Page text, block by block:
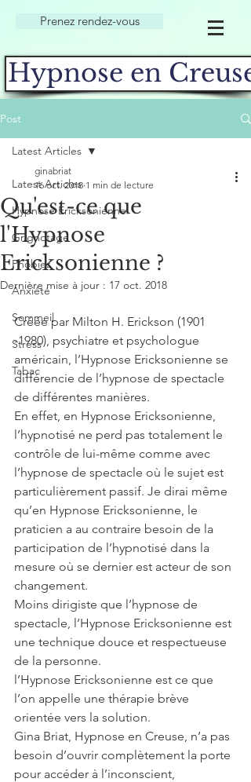
Prenez rendez-vous
Hypnose en Creuse
Post
Latest Articles
Hypnose Ericksonienne
Grignotage
Phobies
Anxiété
Sommeil
Stress
Tabac
Latest Articles
Qu'est-ce que
l'Hypnose
Ericksonienne ?
ginabriat
16 oct. 2018 1 min de lecture
Dernière mise à jour : 17 oct. 2018
Créée par Milton H. Erickson (1901
-1980), psychiatre et psychologue
américain, l’Hypnose Ericksonienne se
différencie de l’hypnose de spectacle
de différentes manières.
En effet, en Hypnose Ericksonienne,
l’hypnotisé ne perd pas totalement le
contrôle de lui-même comme avec
l’hypnose de spectacle où le sujet est
particulièrement passif. Je dirai même
qu’en Hypnose Ericksonienne, le
praticien a au contraire besoin de la
participation de l’hypnotisé dans la
mesure où se dernier est acteur de son
changement.
Moins dirigiste que l’hypnose de
spectacle, l’Hypnose Ericksonienne est
une technique douce et respectueuse
de la personne.
l’Hypnose Ericksonienne est ce que
l’on appelle une thérapie brève
orientée vers la solution.
Gina Briat, Hypnose en Creuse, n’a pas
besoin d’ouvrir complètement la porte
pour accéder à l’inconscient,